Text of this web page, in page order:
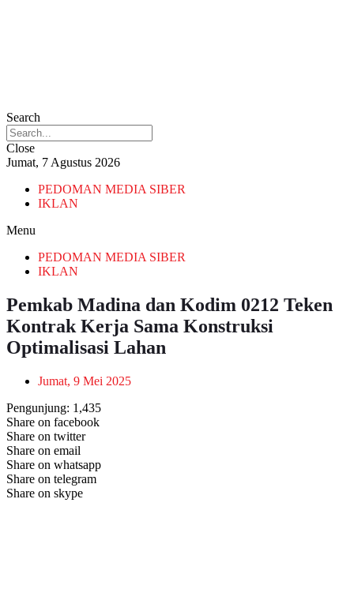
Search
Close
Jumat, 7 Agustus 2026
PEDOMAN MEDIA SIBER
IKLAN
Menu
PEDOMAN MEDIA SIBER
IKLAN
Pemkab Madina dan Kodim 0212 Teken
Kontrak Kerja Sama Konstruksi
Optimalisasi Lahan
Jumat, 9 Mei 2025
Pengunjung: 1,435
Share on facebook
Share on twitter
Share on email
Share on whatsapp
Share on telegram
Share on skype